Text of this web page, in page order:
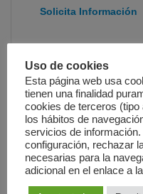
Solicita Información
CM Coidados
(semipresencial e a
Modalidade:
Uso de cookies
Esta página web usa
tienen una finalidad
cookies de terceros
los hábitos de
servicios de
configuración, rechazar
necesarias para la
adicional en el enlace a la